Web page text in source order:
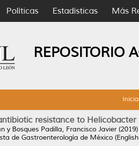
Políticas Estadísticas Más
REPOSITORIO
resistance to
y Bosques Padilla, Francisco Javier (2019)
de Gastroenterología de México